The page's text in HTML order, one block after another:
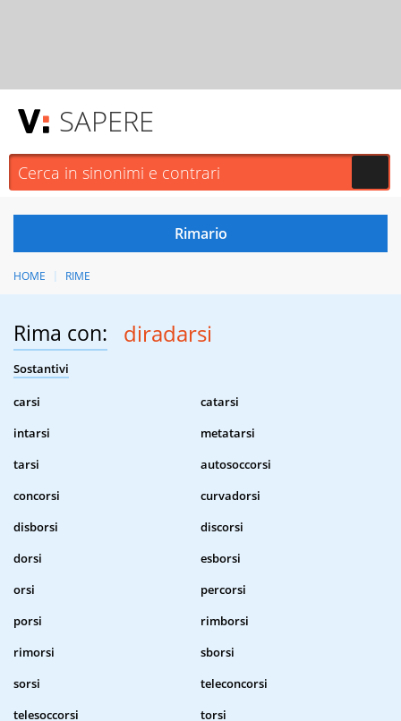
SAPERE
HOME RIME
Rima con: diradarsi
Sostantivi
carsi
catarsi
intarsi
metatarsi
tarsi
autosoccorsi
concorsi
curvadorsi
disborsi
discorsi
dorsi
esborsi
orsi
percorsi
porsi
rimborsi
rimorsi
sborsi
sorsi
teleconcorsi
telesoccorsi
torsi